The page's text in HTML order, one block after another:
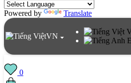
Powered by Translate
VN
0